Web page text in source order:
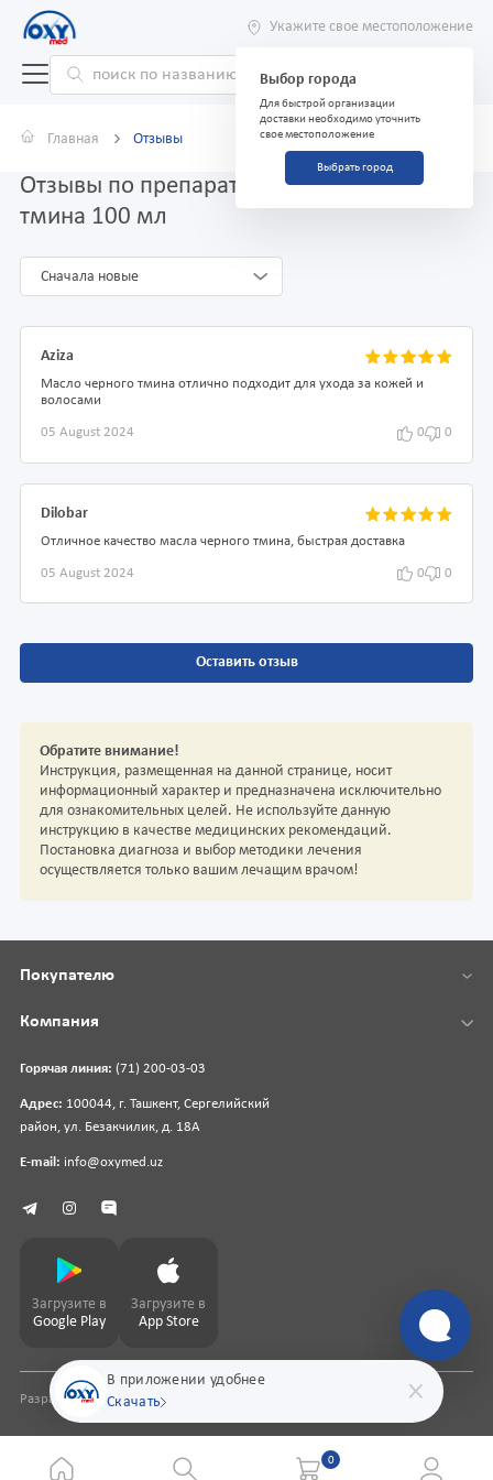
Укажите свое местоположение
Выбор города
Для быстрой организации
доставки необходимо уточнить
свое местоположение
Выбрать город
Главная Отзывы
Отзывы по препарату Масло черного
тмина 100 мл
Сначала новые
Aziza
Масло черного тмина отлично подходит для ухода за кожей и
волосами
05 August 2024 0 0
Dilobar
Отличное качество масла черного тмина, быстрая доставка
05 August 2024 0 0
Оставить отзыв
Обратите внимание!
Инструкция, размещенная на данной странице, носит
информационный характер и предназначена исключительно
для ознакомительных целей. Не используйте данную
инструкцию в качестве медицинских рекомендаций.
Постановка диагноза и выбор методики лечения
осуществляется только вашим лечащим врачом!
В приложении удобнее
Скачать
Горячая линия: (71) 200-03-03
Адрес: 100044, г. Ташкент, Сергелийский
район, ул. Безакчилик, д. 18А
E-mail: info@oxymed.uz
Покупателю
Компания
Загрузите в
Google Play
Загрузите в
App Store
Разработка сайтаpharmit.uz
0